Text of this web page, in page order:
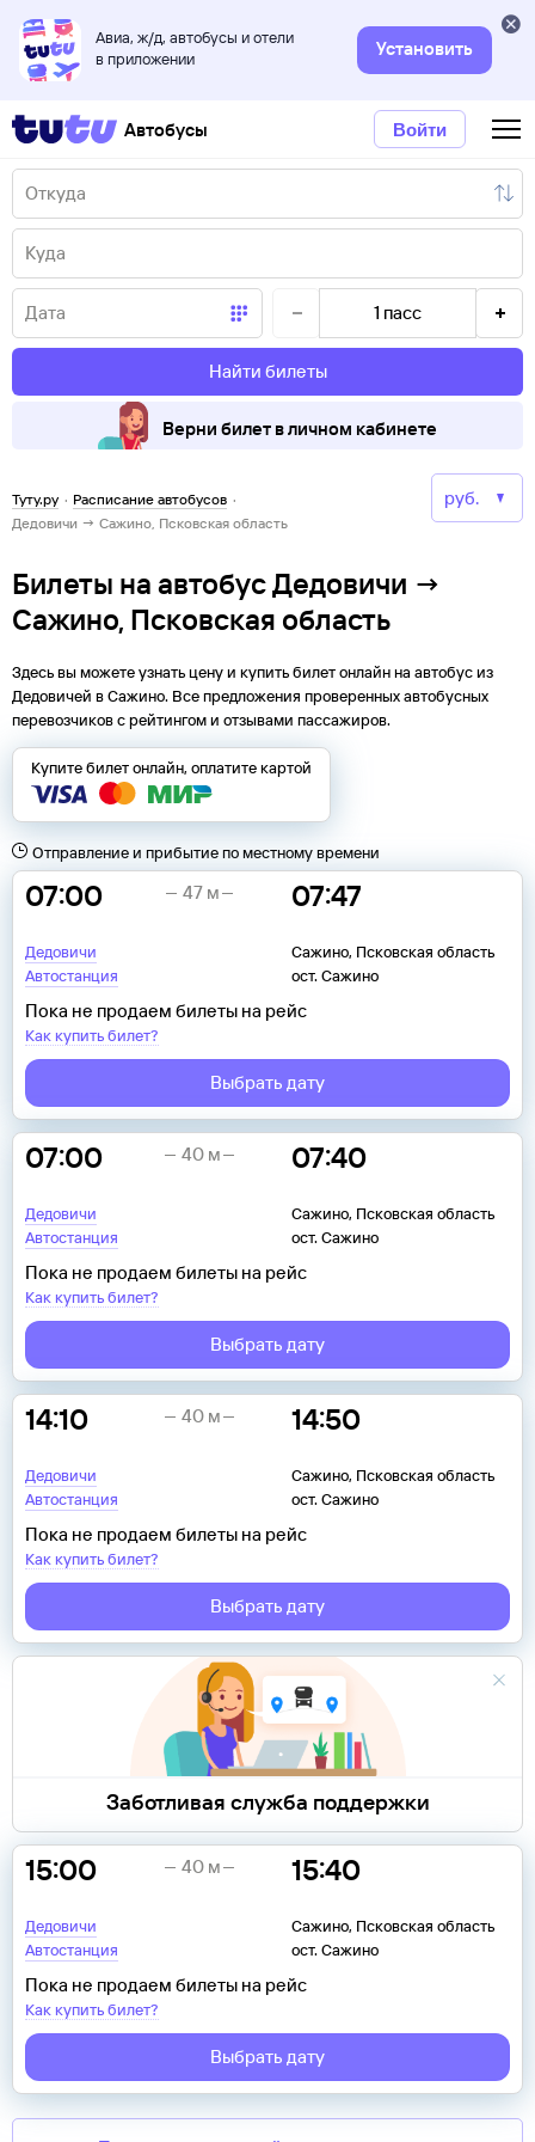
Авиа, ж/д, автобусы и отели
в приложении
Установить
Автобусы Войти
1 пасс
Найти билеты
Верни билет в личном кабинете
Туту.ру · Расписание автобусов ·
Дедовичи → Сажино, Псковская область
Билеты на автобус Дедовичи →
Сажино, Псковская область
Здесь вы можете узнать цену и купить билет онлайн на автобус из
Дедовичей вСажино. Все предложения проверенных автобусных
перевозчиков с рейтингом и отзывами пассажиров.
Купите билет онлайн, оплатите картой
Отправление и прибытие по местному времени
07:00
Дедовичи
Автостанция
07:47
Сажино, Псковская область
ост. Сажино
47 м
Пока не продаем билеты на рейс
Как купить билет?
Выбрать дату
07:00
Дедовичи
Автостанция
07:40
Сажино, Псковская область
ост. Сажино
40 м
Пока не продаем билеты на рейс
Как купить билет?
Выбрать дату
14:10
Дедовичи
Автостанция
14:50
Сажино, Псковская область
ост. Сажино
40 м
Пока не продаем билеты на рейс
Как купить билет?
Выбрать дату
Заботливая служба поддержки
15:00
Дедовичи
Автостанция
15:40
Сажино, Псковская область
ост. Сажино
40 м
Пока не продаем билеты на рейс
Как купить билет?
Выбрать дату